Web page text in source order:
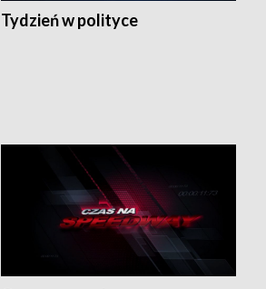
Tydzień w polityce